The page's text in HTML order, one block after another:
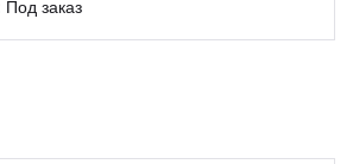
Под заказ